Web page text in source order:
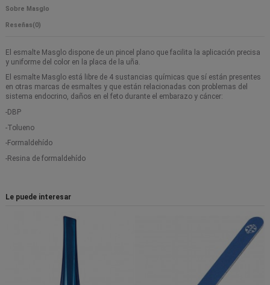
Sobre Masglo
Reseñas(0)
El esmalte Masglo dispone de un pincel plano que facilita la aplicación precisa
y uniforme del color en la placa de la uña.
El esmalte Masglo está libre de 4 sustancias químicas que sí están presentes
en otras marcas de esmaltes y que están relacionadas con problemas del
sistema endocrino, daños en el feto durante el embarazo y cáncer:
-DBP
-Tolueno
-Formaldehído
-Resina de formaldehído
Le puede interesar